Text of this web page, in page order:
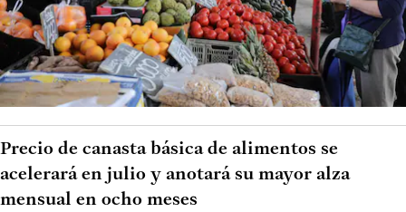
Precio de canasta básica de alimentos se
acelerará en julio y anotará su mayor alza
mensual en ocho meses